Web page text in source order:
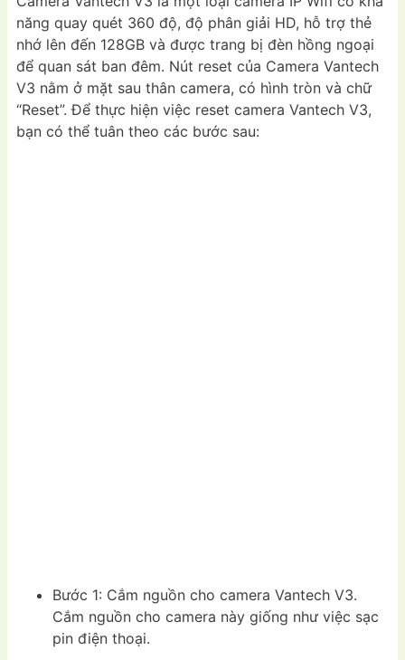
năng quay quét 360 độ, độ phân giải HD, hỗ trợ thẻ
nhớ lên đến 128GB và được trang bị đèn hồng ngoại
để quan sát ban đêm. Nút reset của Camera Vantech
V3 nằm ở mặt sau thân camera, có hình tròn và chữ
“Reset”. Để thực hiện việc reset camera Vantech V3,
bạn có thể tuân theo các bước sau:
Bước 1: Cắm nguồn cho camera Vantech V3.
Cắm nguồn cho camera này giống như việc sạc
pin điện thoại.